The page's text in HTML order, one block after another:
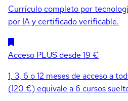
Currículo completo por
por IA y certificado verificable.
Acceso PLUS desde 19 €
1, 3, 6 o 12 meses de acceso a
(120 €) equivale a 6 cursos